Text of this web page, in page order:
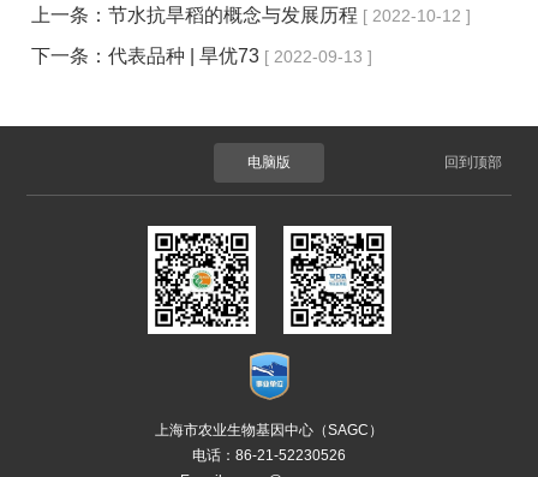
上一条：节水抗旱稻的概念与发展历程 [ 2022-10-12 ]
下一条：代表品种 | 旱优73 [ 2022-09-13 ]
电脑版 回到顶部
上海市农业生物基因中心（SAGC）
电话：86-21-52230526